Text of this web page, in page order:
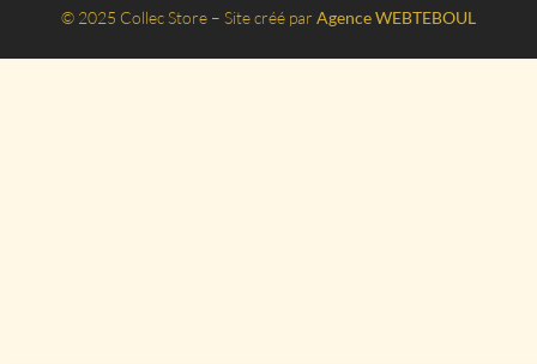
© 2025 Collec Store – Site créé par Agence WEBTEBOUL